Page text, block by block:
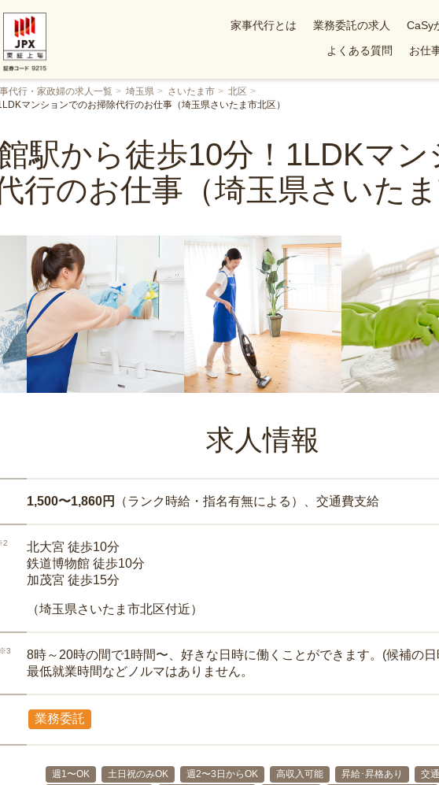
家事代行とは 業務委託の求人 CaSy
よくある質問
お仕
代行・家政婦の求人一覧 埼玉県 さいたま市
北区
マンションでのお掃除代行のお仕事（埼玉県さいたま市北区）
駅から徒歩10分！1LDKマ
行のお仕事（埼玉県さいたま
求人情報
1,500〜1,860円 （ランク時給・指名有無による）、交通費支給
北大宮 徒歩10分
鉄道博物館 徒歩10分
加茂宮 徒歩15分
（埼玉県さいたま市北区付近）
※3
8時～20時の間で1時間〜、好きな日時に働くことができます。(候補の
最低就業時間などノルマはありません。
業務委託
週1〜OK 土日祝のみOK 週2〜3日からOK 高収入可能 昇給･昇格あり 交